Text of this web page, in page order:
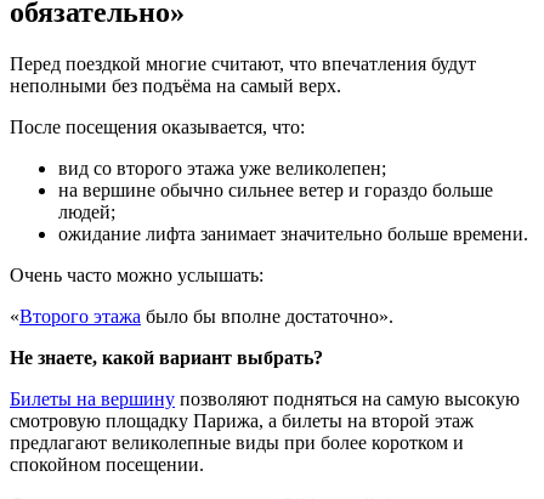
обязательно»
Перед поездкой многие считают, что впечатления будут
неполными без подъёма на самый верх.
После посещения оказывается, что:
вид со второго этажа уже великолепен;
на вершине обычно сильнее ветер и гораздо больше
людей;
ожидание лифта занимает значительно больше времени.
Очень часто можно услышать:
«Второго этажа было бы вполне достаточно».
Не знаете, какой вариант выбрать?
Билеты на вершину позволяют подняться на самую высокую
смотровую площадку Парижа, а билеты на второй этаж
предлагают великолепные виды при более коротком и
спокойном посещении.